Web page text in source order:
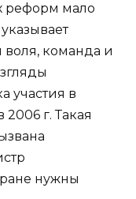
реформ мало
команда и
участия в
г. Такая
нужны